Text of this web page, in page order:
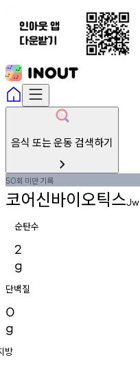
음식 또는 운동 검색하기
50회 미만기록
코어신바이오틱스Jw
순탄수
2
g
단백질
0
g
방